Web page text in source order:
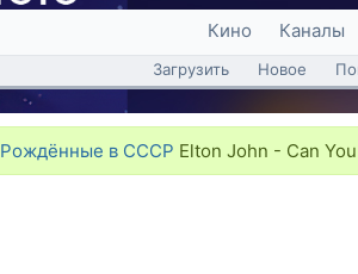
Кино Каналы
Загрузить Новое
Рождённые в СССР Elton John - Can